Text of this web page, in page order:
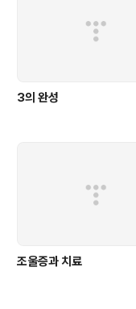
3의 완성
조울증과 치료